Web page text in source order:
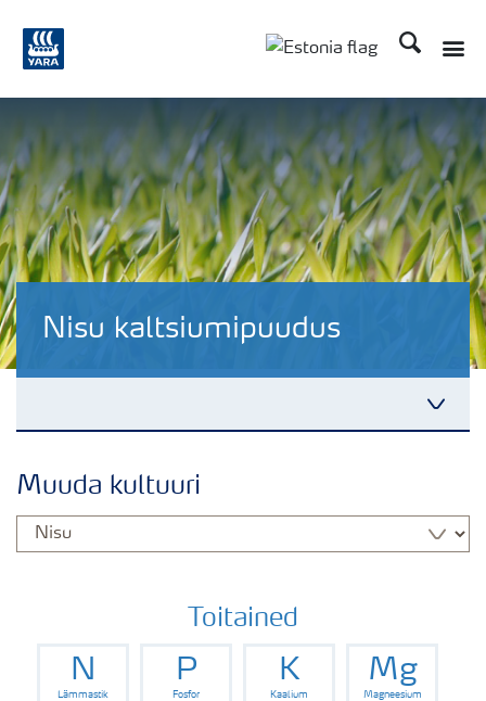
Otsi
Nisu kaltsiumipuudus
Nisu saak
Puudushaigused-Nisu
Muuda kultuuri
Toitained
N
Lämmastik
P
Fosfor
K
Kaalium
Mg
Magneesium